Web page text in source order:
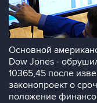
Основной
Dow Jones -
10365,45 после
законопроект о
положение